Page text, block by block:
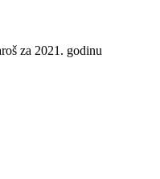
za 2021. godinu